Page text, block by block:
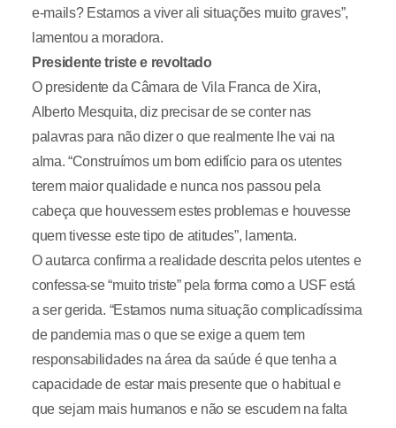
e-mails? Estamos a viver ali situações muito graves”,
lamentou a moradora.
Presidente triste e revoltado
O presidente da Câmara de Vila Franca de Xira,
Alberto Mesquita, diz precisar de se conter nas
palavras para não dizer o que realmente lhe vai na
alma. “Construímos um bom edifício para os utentes
terem maior qualidade e nunca nos passou pela
cabeça que houvessem estes problemas e houvesse
quem tivesse este tipo de atitudes”, lamenta.
O autarca confirma a realidade descrita pelos utentes e
confessa-se “muito triste” pela forma como a USF está
a ser gerida. “Estamos numa situação complicadíssima
de pandemia mas o que se exige a quem tem
responsabilidades na área da saúde é que tenha a
capacidade de estar mais presente que o habitual e
que sejam mais humanos e não se escudem na falta